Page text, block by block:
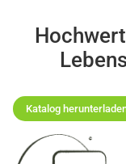
Katalog